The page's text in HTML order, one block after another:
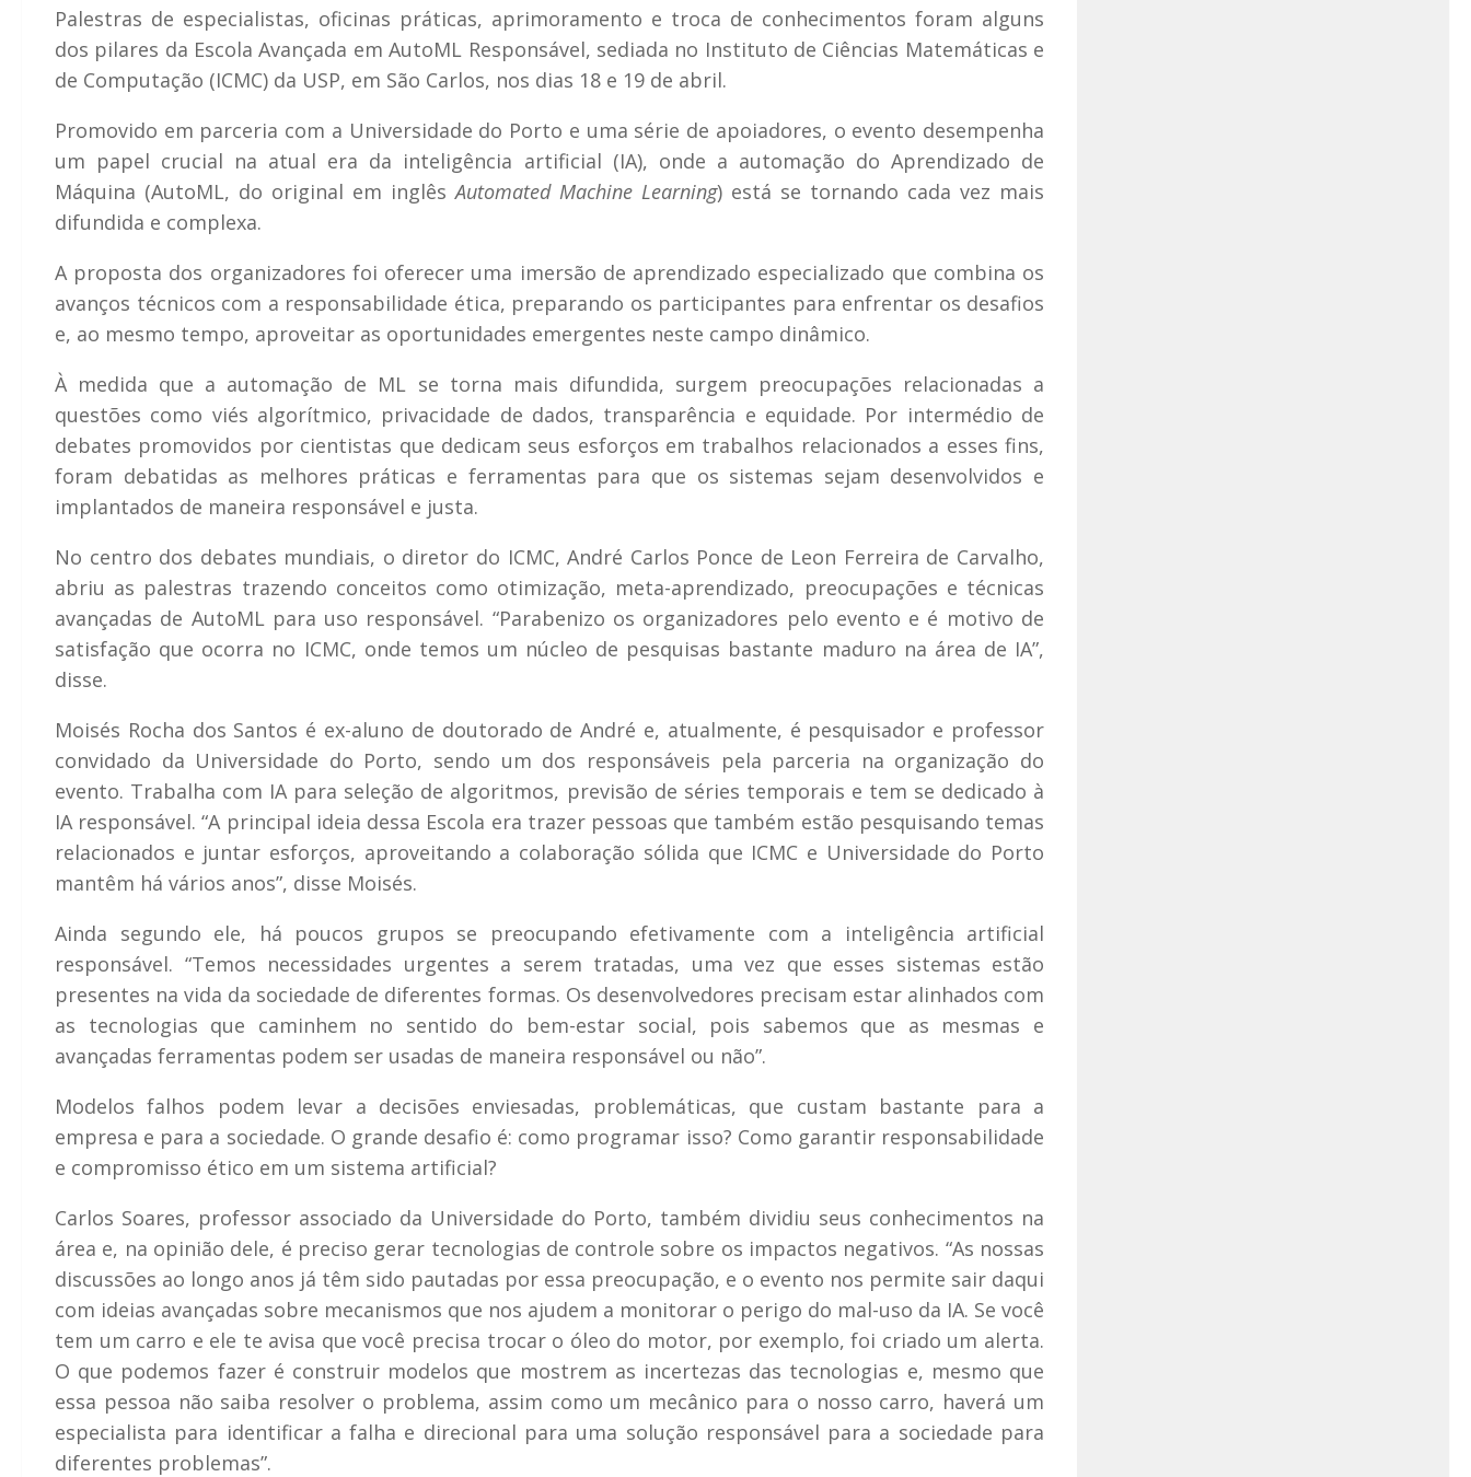
Palestras de especialistas, oficinas práticas, aprimoramento e troca de conhecimentos foram alguns
dos pilares da Escola Avançada em AutoML Responsável, sediada no Instituto de Ciências Matemáticas e
de Computação (ICMC) da USP, em São Carlos, nos dias 18 e 19 de abril.
Promovido em parceria com a Universidade do Porto e uma série de apoiadores, o evento desempenha
um papel crucial na atual era da inteligência artificial (IA), onde a automação do Aprendizado de
Máquina (AutoML, do original em inglêsAutomated Machine Learning) está se tornando cada vez mais
difundida e complexa.
A proposta dos organizadores foi oferecer uma imersão de aprendizado especializado que combina os
avanços técnicos com a responsabilidade ética, preparando os participantes para enfrentar os desafios
e, ao mesmo tempo, aproveitar as oportunidades emergentes neste campo dinâmico.
À medida que a automação de ML se torna mais difundida, surgem preocupações relacionadas a
questões como viés algorítmico, privacidade de dados, transparência e equidade. Por intermédio de
debates promovidos por cientistas que dedicam seus esforços em trabalhos relacionados a esses fins,
foram debatidas as melhores práticas e ferramentas para que os sistemas sejam desenvolvidos e
implantados de maneira responsável e justa.
No centro dos debates mundiais, o diretor do ICMC, André Carlos Ponce de Leon Ferreira de Carvalho,
abriu as palestras trazendo conceitos como otimização, meta-aprendizado, preocupações e técnicas
avançadas de AutoML para uso responsável. “Parabenizo os organizadores pelo evento e é motivo de
satisfação que ocorra no ICMC, onde temos um núcleo de pesquisas bastante maduro na área de IA”,
disse.
Moisés Rocha dos Santos é ex-aluno de doutorado de André e, atualmente, é pesquisador e professor
convidado da Universidade do Porto, sendo um dos responsáveis pela parceria na organização do
evento. Trabalha com IA para seleção de algoritmos, previsão de séries temporais e tem se dedicado à
IA responsável. “A principal ideia dessa Escola era trazer pessoas que também estão pesquisando temas
relacionados e juntar esforços, aproveitando a colaboração sólida que ICMC e Universidade do Porto
mantêm há vários anos”, disse Moisés.
Ainda segundo ele, há poucos grupos se preocupando efetivamente com a inteligência artificial
responsável. “Temos necessidades urgentes a serem tratadas, uma vez que esses sistemas estão
presentes na vida da sociedade de diferentes formas. Os desenvolvedores precisam estar alinhados com
as tecnologias que caminhem no sentido do bem-estar social, pois sabemos que as mesmas e
avançadas ferramentas podem ser usadas de maneira responsável ou não”.
Modelos falhos podem levar a decisões enviesadas, problemáticas, que custam bastante para a
empresa e para a sociedade. O grande desafio é: como programar isso? Como garantir responsabilidade
e compromisso ético em um sistema artificial?
Carlos Soares, professor associado da Universidade do Porto, também dividiu seus conhecimentos na
área e, na opinião dele, é preciso gerar tecnologias de controle sobre os impactos negativos. “As nossas
discussões ao longo anos já têm sido pautadas por essa preocupação, e o evento nos permite sair daqui
com ideias avançadas sobre mecanismos que nos ajudem a monitorar o perigo do mal-uso da IA. Se você
tem um carro e ele te avisa que você precisa trocar o óleo do motor, por exemplo, foi criado um alerta.
O que podemos fazer é construir modelos que mostrem as incertezas das tecnologias e, mesmo que
essa pessoa não saiba resolver o problema, assim como um mecânico para o nosso carro, haverá um
especialista para identificar a falha e direcional para uma solução responsável para a sociedade para
diferentes problemas”.